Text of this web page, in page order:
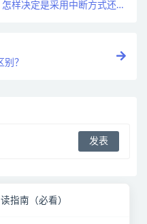
样决定是采用中断方式还是
？
指南（必看）